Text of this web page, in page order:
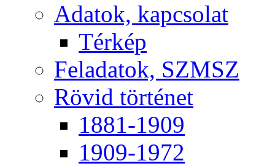
Ada­tok, kap­cso­lat
Tér­kép
Fel­ada­tok, SZMSZ
Rö­vid tör­té­net
1881-1909
1909-1972